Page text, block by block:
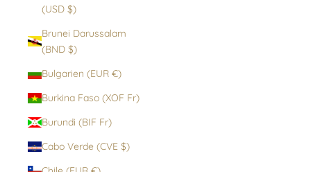
(USD $)
Brunei Darussalam
(BND $)
Bulgarien (EUR €)
Burkina Faso (XOF Fr)
Burundi (BIF Fr)
Cabo Verde (CVE $)